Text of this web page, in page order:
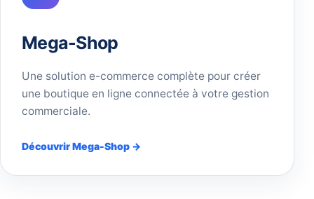
Mega-Shop
Une solution e-commerce complète pour créer
une boutique en ligne connectée à votre gestion
commerciale.
Découvrir Mega-Shop →